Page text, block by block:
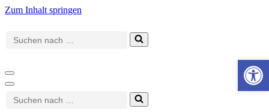
Zum Inhalt springen
Suchen
nach …
Navigationsmenü
Navigationsmenü
Suchen
nach …